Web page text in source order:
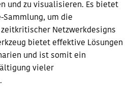
und zu visualisieren. Es bietet
Sammlung, um die
Netzwerkdesigns
bietet effektive Lösungen
und ist somit ein
vieler